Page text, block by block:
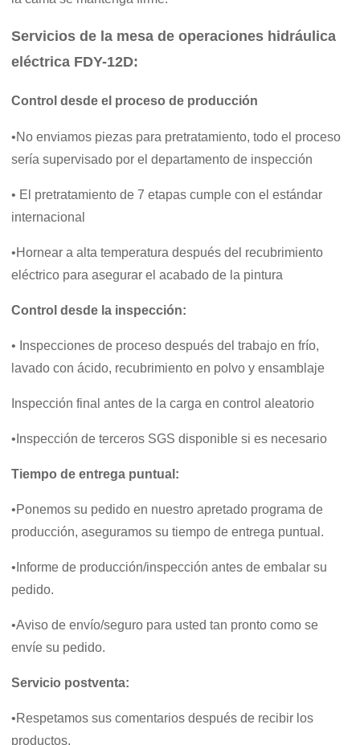
Servicios de la mesa de operaciones hidráulica
eléctrica FDY-12D:
Control desde el proceso de producción
•No enviamos piezas para pretratamiento, todo el proceso
sería supervisado por el departamento de inspección
• El pretratamiento de 7 etapas cumple con el estándar
internacional
•Hornear a alta temperatura después del recubrimiento
eléctrico para asegurar el acabado de la pintura
Control desde la inspección:
• Inspecciones de proceso después del trabajo en frío,
lavado con ácido, recubrimiento en polvo y ensamblaje
Inspección final antes de la carga en control aleatorio
•Inspección de terceros SGS disponible si es necesario
Tiempo de entrega puntual:
•Ponemos su pedido en nuestro apretado programa de
producción, aseguramos su tiempo de entrega puntual.
•Informe de producción/inspección antes de embalar su
pedido.
•Aviso de envío/seguro para usted tan pronto como se
envíe su pedido.
Servicio postventa:
•Respetamos sus comentarios después de recibir los
productos.